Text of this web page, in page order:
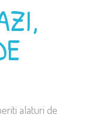
alaturi de